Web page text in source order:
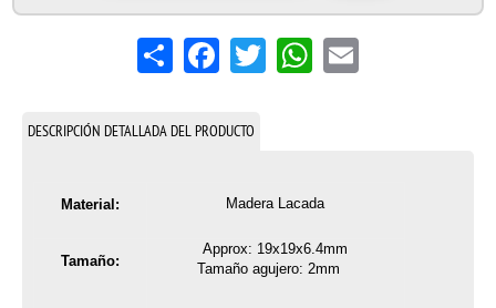
Share FacebookTwitterWhatsApp
Email
DESCRIPCIÓN DETALLADA DEL PRODUCTO
Material: Madera Lacada
Tamaño:
Approx: 19x19x6.4mm
Tamaño agujero: 2mm